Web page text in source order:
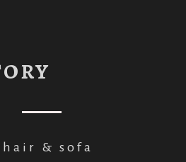
& sofa